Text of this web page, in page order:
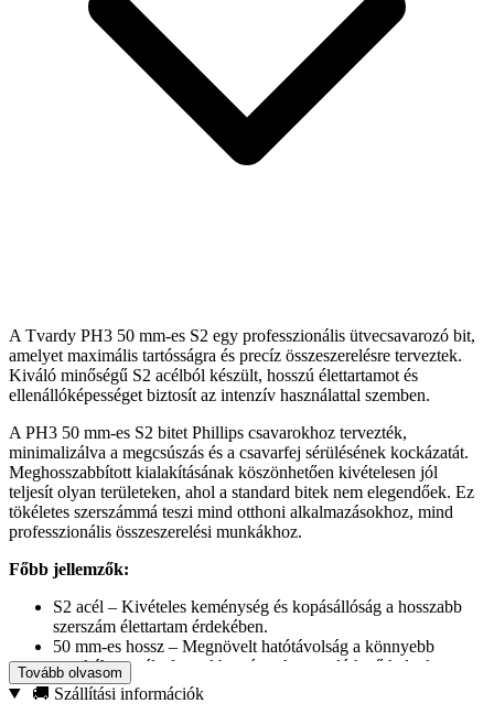
A Tvardy PH3 50 mm-es S2 egy professzionális ütvecsavarozó bit,
amelyet maximális tartósságra és precíz összeszerelésre terveztek.
Kiváló minőségű S2 acélból készült, hosszú élettartamot és
ellenállóképességet biztosít az intenzív használattal szemben.
A PH3 50 mm-es S2 bitet Phillips csavarokhoz tervezték,
minimalizálva a megcsúszás és a csavarfej sérülésének kockázatát.
Meghosszabbított kialakításának köszönhetően kivételesen jól
teljesít olyan területeken, ahol a standard bitek nem elegendőek. Ez
tökéletes szerszámmá teszi mind otthoni alkalmazásokhoz, mind
professzionális összeszerelési munkákhoz.
Főbb jellemzők:
S2 acél – Kivételes keménység és kopásállóság a hosszabb
szerszám élettartam érdekében.
50 mm-es hossz – Megnövelt hatótávolság a könnyebb
munkához mély furatokban és nehezen elérhető helyeken.
Mágneses hegy – Biztonságosan tartja a csavarokat,
csökkentve az elejtésük kockázatát.
Tovább olvasom
🚚 Szállítási információk